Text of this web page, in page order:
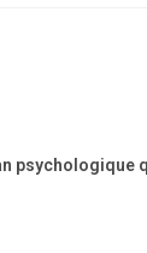
psychologique